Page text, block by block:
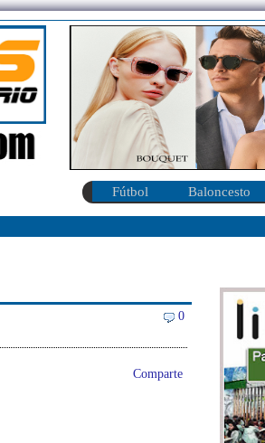
Fútbol Baloncesto
0
Comparte